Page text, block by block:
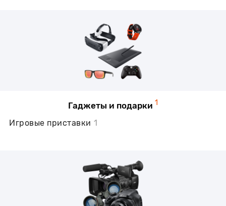
Гаджеты и подарки 1
Игровые приставки 1